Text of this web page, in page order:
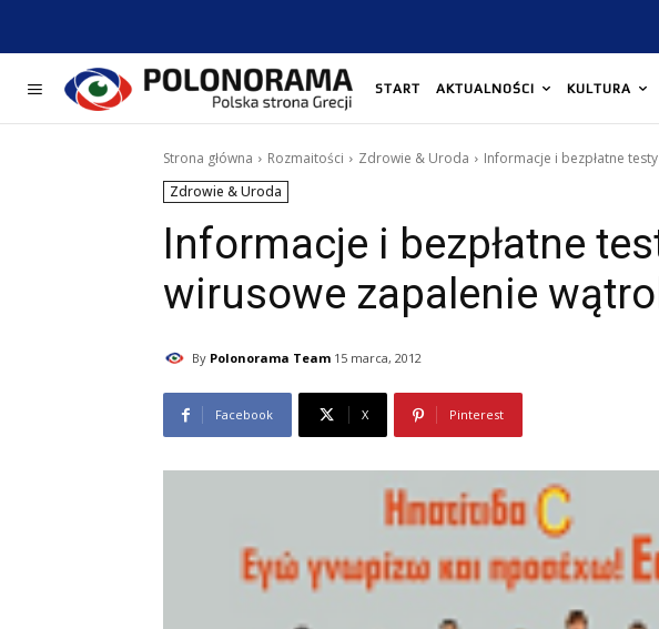
START AKTUALNOŚCI KULTURA
Strona główna Rozmaitości Zdrowie & Uroda
Informacje i bezpłatne
Zdrowie & Uroda
Informacje i bezpłatne
wirusowe zapalenie
By Polonorama Team 15 marca, 2012
Facebook X Pinterest